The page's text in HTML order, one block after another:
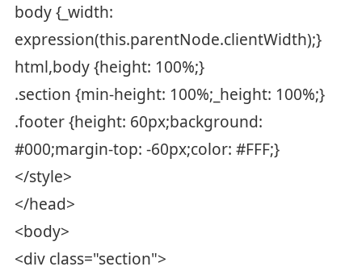
body {_width:
expression(this.parentNode.clientWidth);}
html,body {height: 100%;}
.section {min-height: 100%;_height: 100%;}
.footer {height: 60px;background:
#000;margin-top: -60px;color: #FFF;}
</style>
</head>
<body>
<div class="section">